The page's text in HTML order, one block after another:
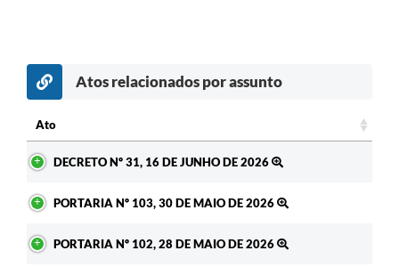
Atos relacionados por assunto
Ato
DECRETO Nº 31, 16 DE JUNHO DE 2026
PORTARIA Nº 103, 30 DE MAIO DE 2026
PORTARIA Nº 102, 28 DE MAIO DE 2026